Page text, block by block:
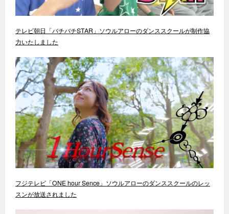
テレビ朝日「バチバチSTAR」ソウルアローのダンススクールが制作協
力いたしました
フジテレビ「ONE hour Sence」ソウルアローのダンススクールのレッ
スンが放送されました